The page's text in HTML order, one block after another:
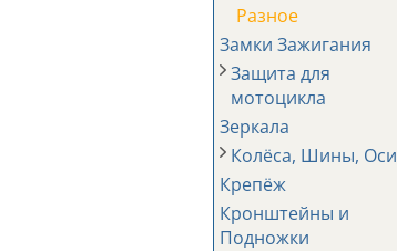
Разное
Замки Зажигания
Защита для
мотоцикла
Зеркала
Колёса, Шины, Оси
Крепёж
Кронштейны и
Подножки